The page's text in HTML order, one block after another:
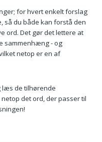
for hvert enkelt forslag
så du både kan forstå den
ord. Det gør det lettere at
sammenhæng - og
netop er en af
læs de tilhørende
det ord, der passer til